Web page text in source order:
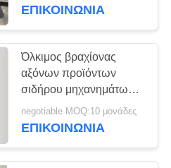
μηχανήματα
ΕΠΙΚΟΙΝΩΝΊΑ
Όλκιμος βραχίονας
αξόνων προϊόντων
σιδήρου μηχανημάτων
εφαρμοσμένης
μηχανικής με την ομαλή
negotiable MOQ:10 μονάδες
ΕΠΙΚΟΙΝΩΝΊΑ